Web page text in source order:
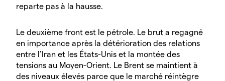
reparte pas à la hausse.
Le deuxième front est le pétrole. Le brut a regagné
en importance après la détérioration des relations
entre l’Iran et les États-Unis et la montée des
tensions au Moyen-Orient. Le Brent se maintient à
des niveaux élevés parce que le marché réintègre